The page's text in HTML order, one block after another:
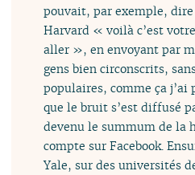
pouvait, par exemple,
Harvard « voilà c’est
aller », en envoyant par
gens bien circonscrits,
populaires, comme ça j’ai
que le bruit s’est diffusé
devenu le summum de la
compte sur Facebook.
Yale, sur des universités